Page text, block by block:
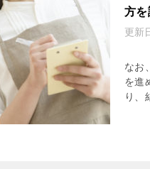
方を
更新
なお
を進
り、